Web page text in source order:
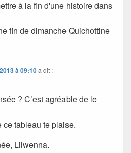
à la fin d'une histoire dans
fin de dimanche Quichottine
à 09:10a dit :
? C’est agréable de le
tableau te plaise.
Lilwenna.